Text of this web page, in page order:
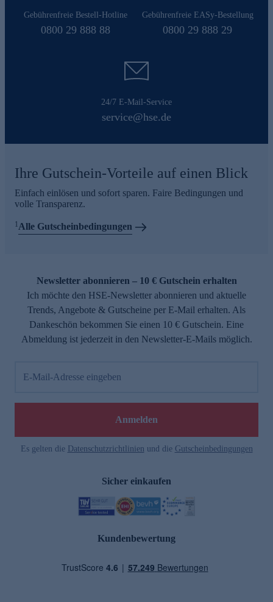
Gebührenfreie Bestell-Hotline
0800 29 888 88
Gebührenfreie EASy-Bestellung
0800 29 888 29
24/7 E-Mail-Service
service@hse.de
Ihre Gutschein-Vorteile auf einen Blick
Einfach einlösen und sofort sparen. Faire Bedingungen und
volle Transparenz.
1Alle Gutscheinbedingungen
Newsletter abonnieren – 10 € Gutschein erhalten
Ich möchte den HSE-Newsletter abonnieren und aktuelle
Trends, Angebote & Gutscheine per E-Mail erhalten. Als
Dankeschön bekommen Sie einen 10 € Gutschein. Eine
Abmeldung ist jederzeit in den Newsletter-E-Mails möglich.
E-Mail-Adresse eingeben
Anmelden
Es gelten die Datenschutzrichtlinien und die Gutscheinbedingungen
Sicher einkaufen
Kundenbewertung